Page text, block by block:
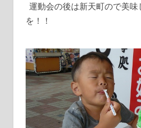
運動会の後は新天町ので美味
を！！